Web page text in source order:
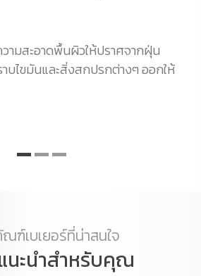
ามสะอาดพื้นผิวให้ปราศจากฝุ่น
บไขมันและสิ่งสกปรกต่างๆ ออกให้
ฑ์เบเยอร์ที่น่าสนใจ
นะนำสำหรับคุณ